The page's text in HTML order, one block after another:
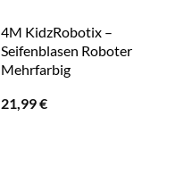
4M KidzRobotix –
Seifenblasen Roboter
Mehrfarbig
21,99€